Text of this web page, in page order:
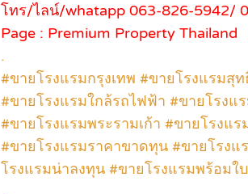
โทร/ไลน์/whatapp 063-826-5942/
Page : Premium Property Thailand
.
#ขายโรงแรมกรุงเทพ #ขายโรงแรมสุ
#ขายโรงแรมใกล้รถไฟฟ้า #ขายโรงแ
#ขายโรงแรมพระรามเก้า #ขายโรงแ
#ขายโรงแรมราคาขาดทุน #ขายโรง
โรงแรมน่าลงทุน #ขายโรงแรมพร้อมใ